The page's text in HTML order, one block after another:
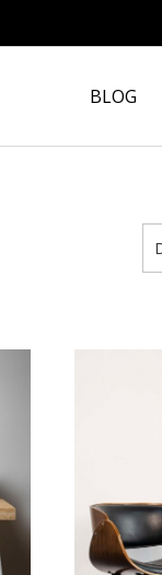
BLOG